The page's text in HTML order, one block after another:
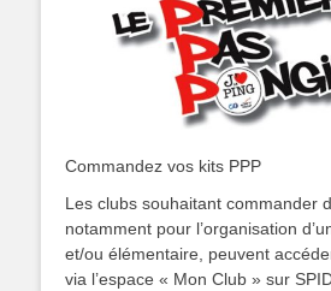
Commandez vos kits PPP
Les clubs souhaitant commander
notamment pour l’organisation
et/ou élémentaire, peuvent
via l’espace « Mon Club » sur